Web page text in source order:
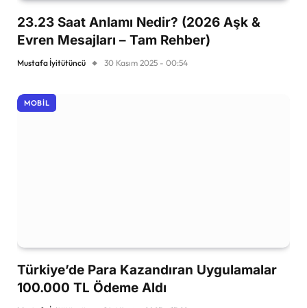
23.23 Saat Anlamı Nedir? (2026 Aşk &
Evren Mesajları – Tam Rehber)
Mustafa İyitütüncü 30 Kasım 2025 - 00:54
MOBIL
Türkiye’de Para Kazandıran Uygulamalar
100.000 TL Ödeme Aldı